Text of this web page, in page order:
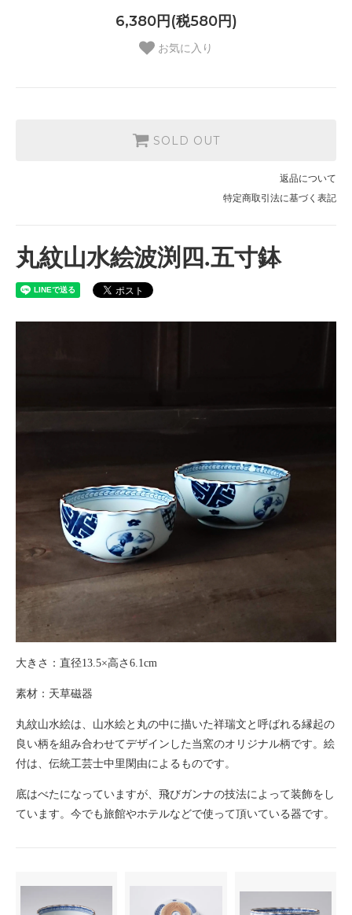
6,380円(税580円)
お気に入り
SOLD OUT
返品について
特定商取引法に基づく表記
丸紋山水絵波渕四.五寸鉢
大きさ：直径13.5×高さ6.1cm
素材：天草磁器
丸紋山水絵は、山水絵と丸の中に描いた祥瑞文と呼ばれる縁起の
良い柄を組み合わせてデザインした当窯のオリジナル柄です。絵
付は、伝統工芸士中里閑由によるものです。
底はべたになっていますが、飛びガンナの技法によって装飾をし
ています。今でも旅館やホテルなどで使って頂いている器です。